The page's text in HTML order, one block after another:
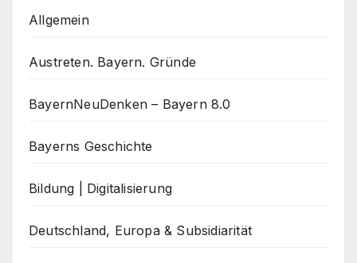
Allgemein
Austreten. Bayern. Gründe
BayernNeuDenken – Bayern 8.0
Bayerns Geschichte
Bildung | Digitalisierung
Deutschland, Europa & Subsidiarität